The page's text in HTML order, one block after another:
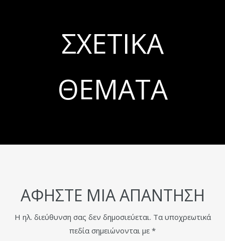
ΣΧΕΤΙΚΆ
ΘΈΜΑΤΑ
ΑΦΉΣΤΕ ΜΙΑ ΑΠΆΝΤΗΣΗ
Η ηλ. διεύθυνση σας δεν δημοσιεύεται. Τα υποχρεωτικά
πεδία σημειώνονται με *